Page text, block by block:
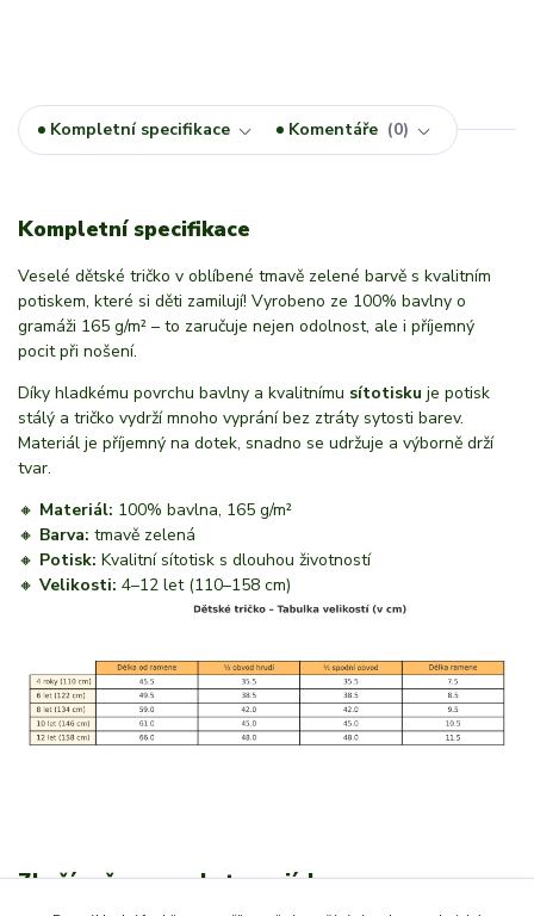
Kompletní specifikace Komentáře 0
Kompletní specifikace
Veselé dětské tričko v oblíbené tmavě zelené barvě s kvalitním
potiskem, které si děti zamilují! Vyrobeno ze 100% bavlny o
gramáži 165 g/m² – to zaručuje nejen odolnost, ale i příjemný
pocit při nošení.
Díky hladkému povrchu bavlny a kvalitnímu sítotisku je potisk
stálý a tričko vydrží mnoho vyprání bez ztráty sytosti barev.
Materiál je příjemný na dotek, snadno se udržuje a výborně drží
tvar.
🔸 Materiál: 100% bavlna, 165 g/m²
🔸 Barva: tmavě zelená
🔸 Potisk: Kvalitní sítotisk s dlouhou životností
🔸 Velikosti: 4–12 let (110–158 cm)
Zboží zařazeno v kategoriích